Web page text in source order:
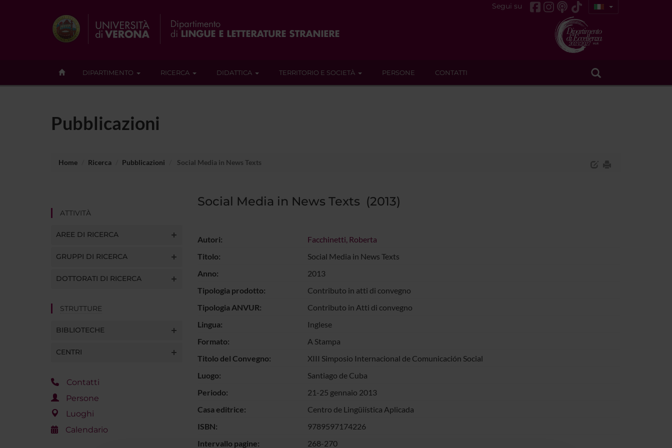
Segui su
DIPARTIMENTO RICERCA DIDATTICA TERRITORIO E SOCIETÀ PERSONE CONTATTI
Pubblicazioni
Home Ricerca Pubblicazioni Social Media in News Texts
ATTIVITÀ
AREE DI RICERCA
GRUPPI DI RICERCA
DOTTORATI DI RICERCA
STRUTTURE
BIBLIOTECHE
CENTRI
Contatti
Persone
Luoghi
Calendario
Social Media in News Texts (2013)
Autori:
Facchinetti, Roberta
Titolo:
Social Media in News Texts
Anno:
2013
Tipologia prodotto:
Contributo in atti di convegno
Tipologia ANVUR:
Contributo in Atti di convegno
Lingua:
Inglese
Formato:
A Stampa
Titolo del Convegno:
XIII Simposio Internacional de Comunicación Social
Luogo:
Santiago de Cuba
Periodo:
21-25 gennaio 2013
Casa editrice:
Centro de Lingüiística Aplicada
ISBN:
9789597174226
Intervallo pagine:
268-270